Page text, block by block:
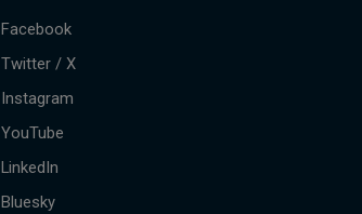
Facebook
Twitter / X
Instagram
YouTube
LinkedIn
Bluesky